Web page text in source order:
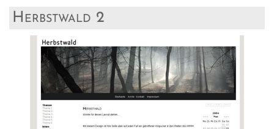
Herbstwald 2